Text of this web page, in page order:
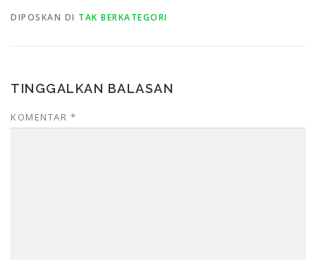
DIPOSKAN DI TAK BERKATEGORI
TINGGALKAN BALASAN
KOMENTAR *